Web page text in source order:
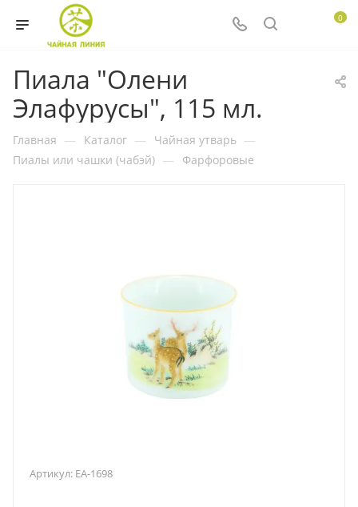
0
Пиала "Олени
Элафурусы", 115 мл.
Главная — Каталог — Чайная утварь —
Пиалы или чашки (чабэй) — Фарфоровые
Артикул: EA-1698